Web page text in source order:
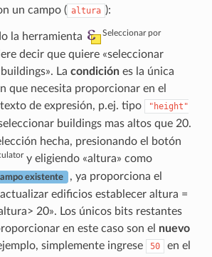
un campo ( altura ):
la herramienta Seleccionar por
decir que quiere «seleccionar
La condiciónes la única
que necesita proporcionar en el
de expresión, p.ej. tipo
"height"
buildings mas altos que 20.
hecha, presionando el botón
y eligiendo «altura» como
existente
, ya proporciona el
edificios establecer altura =
20». Los únicos bits restantes
en este caso son el nuevo
simplemente ingrese 50
en el